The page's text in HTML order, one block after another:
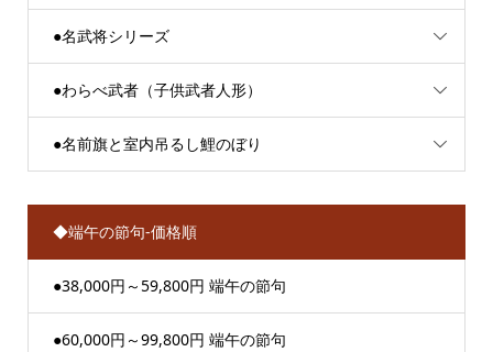
●名武将シリーズ
●わらべ武者（子供武者人形）
●名前旗と室内吊るし鯉のぼり
◆端午の節句-価格順
●38,000円～59,800円 端午の節句
●60,000円～99,800円 端午の節句